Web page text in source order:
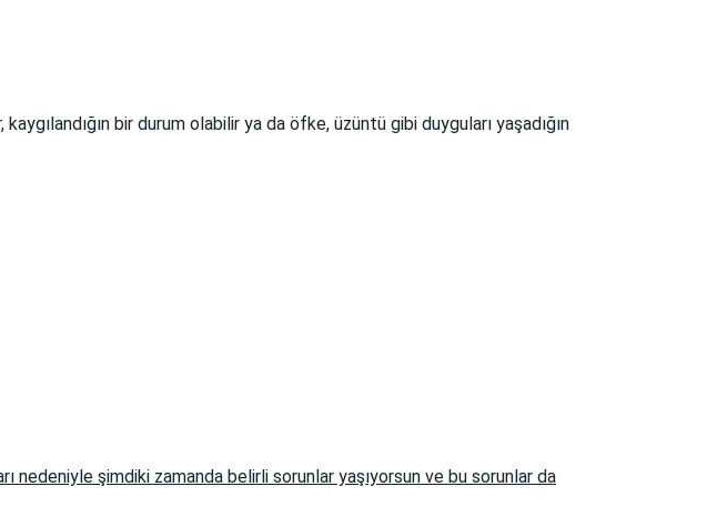
bir durum olabilir ya da öfke, üzüntü gibi duyguları yaşadığın
nedeniyle şimdiki zamanda belirli sorunlar yaşıyorsun ve bu sorunlar da